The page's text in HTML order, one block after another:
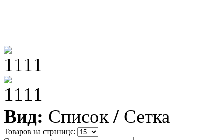
Вид: Список / Сетка
Товаров на странице: